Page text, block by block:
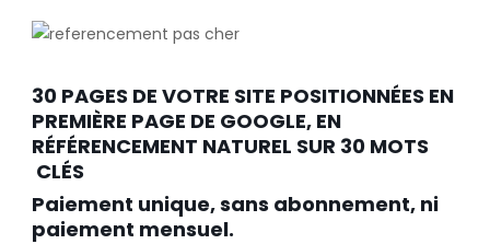
30 PAGES DE VOTRE SITE POSITIONNÉES EN
PREMIÈRE PAGE DE GOOGLE, EN
RÉFÉRENCEMENT NATUREL SUR 30 MOTS
CLÉS
Paiement unique, sans abonnement, ni
paiement mensuel.